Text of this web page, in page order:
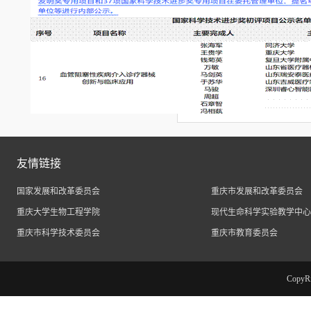
友情链接
国家发展和改革委员会 重庆市发展和改革委员会
重庆大学生物工程学院 现代生命科学实验教学中心
重庆市科学技术委员会 重庆市教育委员会